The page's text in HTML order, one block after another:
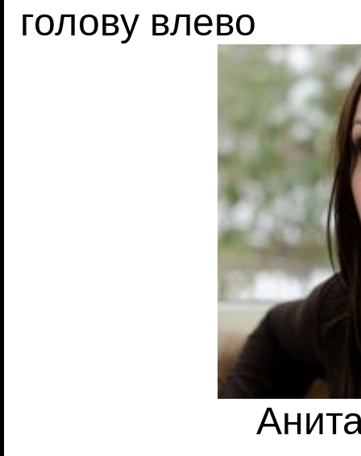
голову влево